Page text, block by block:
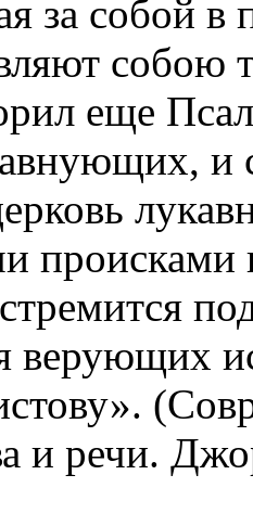
за собой в
собою
еще
и
происками
верующих
и речи.